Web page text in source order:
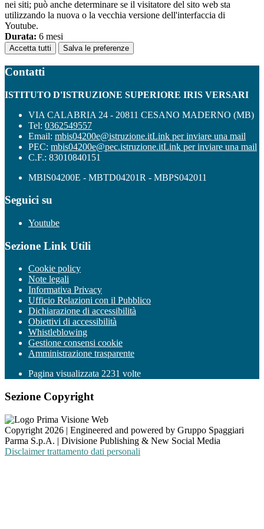
nei siti; può anche determinare se il visitatore del sito web sta
utilizzando la nuova o la vecchia versione dell'interfaccia di
Youtube.
Durata: 6 mesi
Accetta tutti Salva le preferenze
Contatti
ISTITUTO D'ISTRUZIONE SUPERIORE IRIS VERSARI
VIA CALABRIA 24 - 20811 CESANO MADERNO (MB)
Tel: 0362549557
Email: mbis04200e@istruzione.itLink per inviare una mail
PEC: mbis04200e@pec.istruzione.itLink per inviare una mail
C.F.: 83010840151
MBIS04200E - MBTD04201R - MBPS042011
Seguici su
Youtube
Sezione Link Utili
Cookie policy
Note legali
Informativa Privacy
Ufficio Relazioni con il Pubblico
Dichiarazione di accessibilità
Obiettivi di accessibilità
Whistleblowing
Gestione consensi cookie
Amministrazione trasparente
Pagina visualizzata 2231 volte
Sezione Copyright
Copyright 2026 | Engineered and powered by Gruppo Spaggiari
Parma S.p.A. | Divisione Publishing & New Social Media
Disclaimer trattamento dati personali